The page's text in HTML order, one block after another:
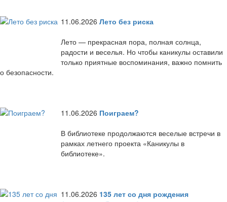
11.06.2026 Лето без риска
Лето — прекрасная пора, полная солнца,
радости и веселья. Но чтобы каникулы оставили
только приятные воспоминания, важно помнить
о безопасности.
11.06.2026 Поиграем?
В библиотеке продолжаются веселые встречи в
рамках летнего проекта «Каникулы в
библиотеке».
11.06.2026 135 лет со дня рождения